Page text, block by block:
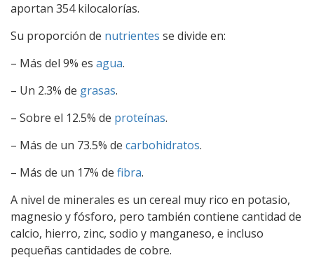
aportan 354 kilocalorías.
Su proporción de nutrientes se divide en:
– Más del 9% es agua.
– Un 2.3% de grasas.
– Sobre el 12.5% de proteínas.
– Más de un 73.5% de carbohidratos.
– Más de un 17% de fibra.
A nivel de minerales es un cereal muy rico en potasio,
magnesio y fósforo, pero también contiene cantidad de
calcio, hierro, zinc, sodio y manganeso, e incluso
pequeñas cantidades de cobre.